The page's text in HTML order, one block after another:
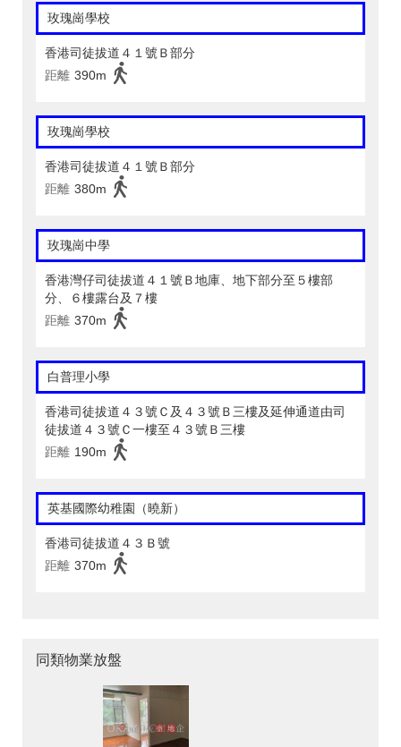
玫瑰崗學校
香港司徒拔道４１號Ｂ部分
距離 390m
玫瑰崗學校
香港司徒拔道４１號Ｂ部分
距離 380m
玫瑰崗中學
香港灣仔司徒拔道４１號Ｂ地庫、地下部分至５樓部
分、６樓露台及７樓
距離 370m
白普理小學
香港司徒拔道４３號Ｃ及４３號Ｂ三樓及延伸通道由司
徒拔道４３號Ｃ一樓至４３號Ｂ三樓
距離 190m
英基國際幼稚園（曉新）
香港司徒拔道４３Ｂ號
距離 370m
同類物業放盤